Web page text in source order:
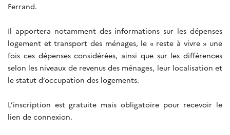
Ferrand.
Il apportera notamment des informations sur les dépenses
logement et transport des ménages, le « reste à vivre » une
fois ces dépenses considérées, ainsi que sur les différences
selon les niveaux de revenus des ménages, leur localisation et
le statut d’occupation des logements.
L’inscription est gratuite mais obligatoire pour recevoir le
lien de connexion.